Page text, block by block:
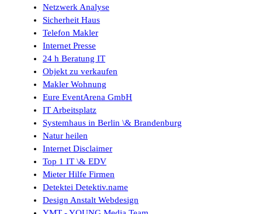
Netzwerk Analyse
Sicherheit Haus
Telefon Makler
Internet Presse
24 h Beratung IT
Objekt zu verkaufen
Makler Wohnung
Eure EventArena GmbH
IT Arbeitsplatz
Systemhaus in Berlin \& Brandenburg
Natur heilen
Internet Disclaimer
Top 1 IT \& EDV
Mieter Hilfe Firmen
Detektei Detektiv.name
Design Anstalt Webdesign